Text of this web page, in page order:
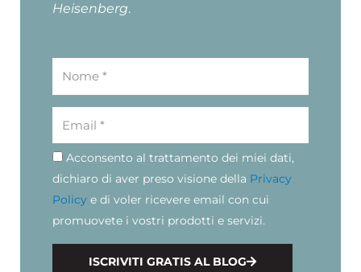
Heisenberg.
Privacy
Acconsento al trattamento dei miei dati,
dichiaro di aver preso visione della Privacy
Policy e di voler ricevere email con cui
promuovete i vostri prodotti e servizi.
ISCRIVITI GRATIS AL BLOG